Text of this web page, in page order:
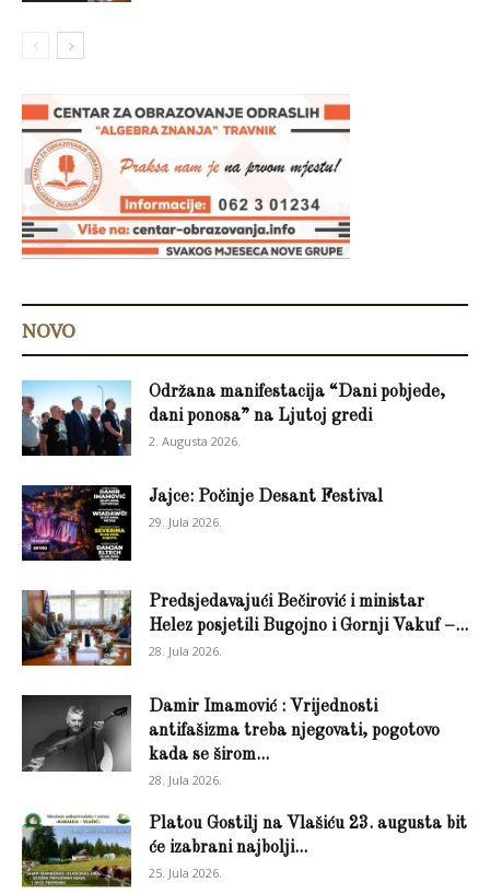
NOVO
Održana manifestacija “Dani pobjede,
dani ponosa” na Ljutoj gredi
2. Augusta 2026.
Jajce: Počinje Desant Festival
29. Jula 2026.
Predsjedavajući Bečirović i ministar
Helez posjetili Bugojno i Gornji Vakuf –...
28. Jula 2026.
Damir Imamović : Vrijednosti
antifašizma treba njegovati, pogotovo
kada se širom...
28. Jula 2026.
Platou Gostilj na Vlašiću 23. augusta bit
će izabrani najbolji...
25. Jula 2026.